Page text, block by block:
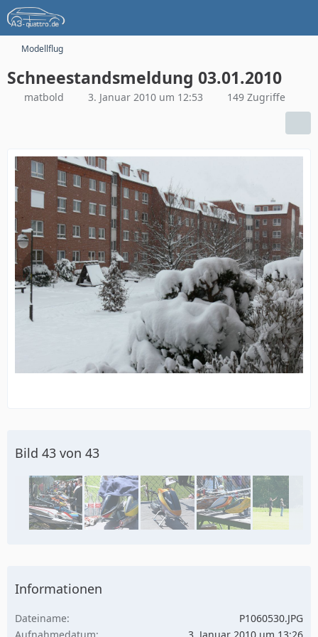
Modellflug
Schneestandsmeldung 03.01.2010
matbold 3. Januar 2010 um 12:53 149 Zugriffe
Bild 43 von 43
Informationen
Dateiname
P1060530.JPG
Aufnahmedatum
3. Januar 2010 um 13:26